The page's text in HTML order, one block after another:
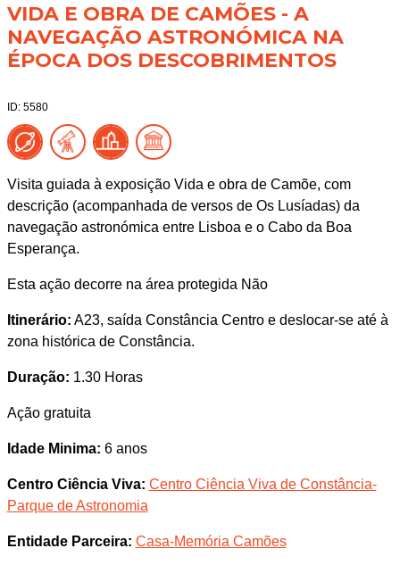
VIDA E OBRA DE CAMÕES - A
NAVEGAÇÃO ASTRONÓMICA NA
ÉPOCA DOS DESCOBRIMENTOS
ID: 5580
Visita guiada à exposição Vida e obra de Camõe, com
descrição (acompanhada de versos de Os Lusíadas) da
navegação astronómica entre Lisboa e o Cabo da Boa
Esperança.
Esta ação decorre na área protegida Não
Itinerário: A23, saída Constância Centro e deslocar-se até à
zona histórica de Constância.
Duração: 1.30 Horas
Ação gratuita
Idade Minima: 6 anos
Centro Ciência Viva: Centro Ciência Viva de Constância-
Parque de Astronomia
Entidade Parceira: Casa-Memória Camões